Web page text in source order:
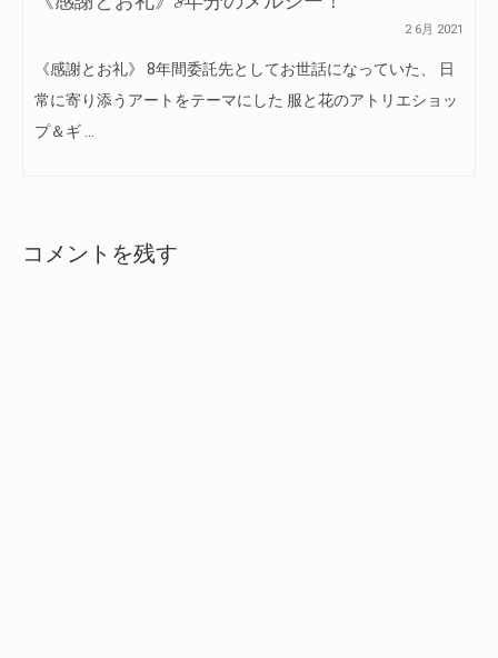
2 6月 2021
《感謝とお礼》 8年間委託先としてお世話になっていた、 日
常に寄り添うアートをテーマにした 服と花のアトリエショッ
プ＆ギ …
コメントを残す